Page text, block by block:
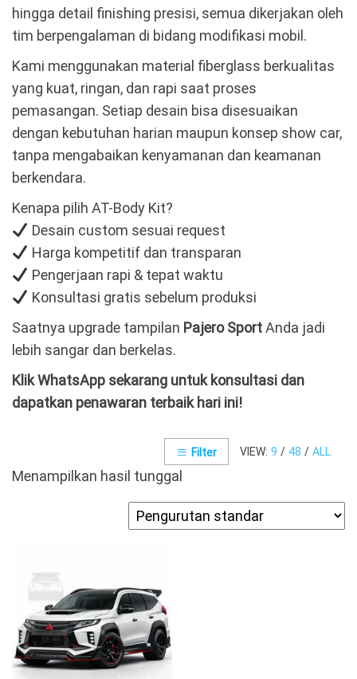
hingga detail finishing presisi, semua dikerjakan oleh
tim berpengalaman di bidang modifikasi mobil.
Kami menggunakan material fiberglass berkualitas
yang kuat, ringan, dan rapi saat proses
pemasangan. Setiap desain bisa disesuaikan
dengan kebutuhan harian maupun konsep show car,
tanpa mengabaikan kenyamanan dan keamanan
berkendara.
Kenapa pilih AT-Body Kit?
Desain custom sesuai request
Harga kompetitif dan transparan
Pengerjaan rapi & tepat waktu
Konsultasi gratis sebelum produksi
Saatnya upgrade tampilan Pajero SportAnda jadi
lebih sangar dan berkelas.
Klik WhatsApp sekarang untuk konsultasi dan
dapatkan penawaran terbaik hari ini!
VIEW: 9 / 48 / ALL
Filter
Menampilkan hasil tunggal